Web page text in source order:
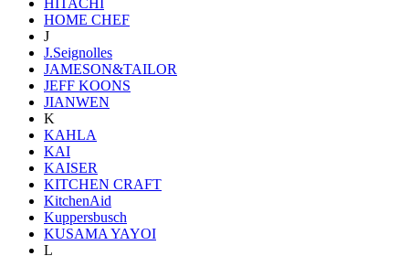
HOME CHEF
J
J.Seignolles
JAMESON&TAILOR
JEFF KOONS
JIANWEN
K
KAHLA
KAI
KAISER
KITCHEN CRAFT
KitchenAid
Kuppersbusch
KUSAMA YAYOI
L